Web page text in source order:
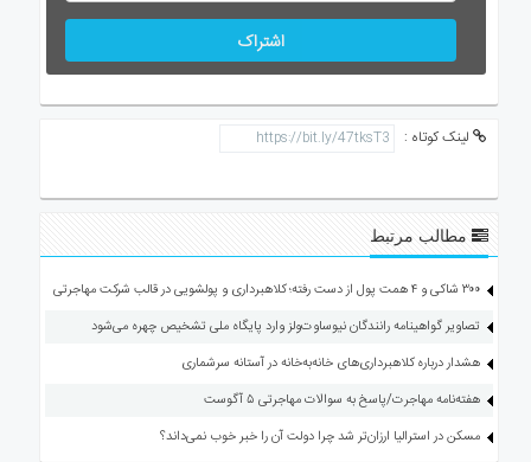
اشتراک
لینک کوتاه :
مطالب مرتبط
۳۰۰ شاکی و ۴ همت پول از دست رفته؛ کلاهبرداری و پولشویی در قالب شرکت مهاجرتی
تصاویر گواهینامه رانندگان نیوساوت‌ولز وارد پایگاه ملی تشخیص چهره می‌شود
هشدار درباره کلاهبرداری‌های خانه‌به‌خانه در آستانه سرشماری
هفته‌نامه مهاجرت/پاسخ به سوالات مهاجرتی ۵ آگوست
مسکن در استرالیا ارزان‌تر شد چرا دولت آن را خبر خوب نمی‌داند؟